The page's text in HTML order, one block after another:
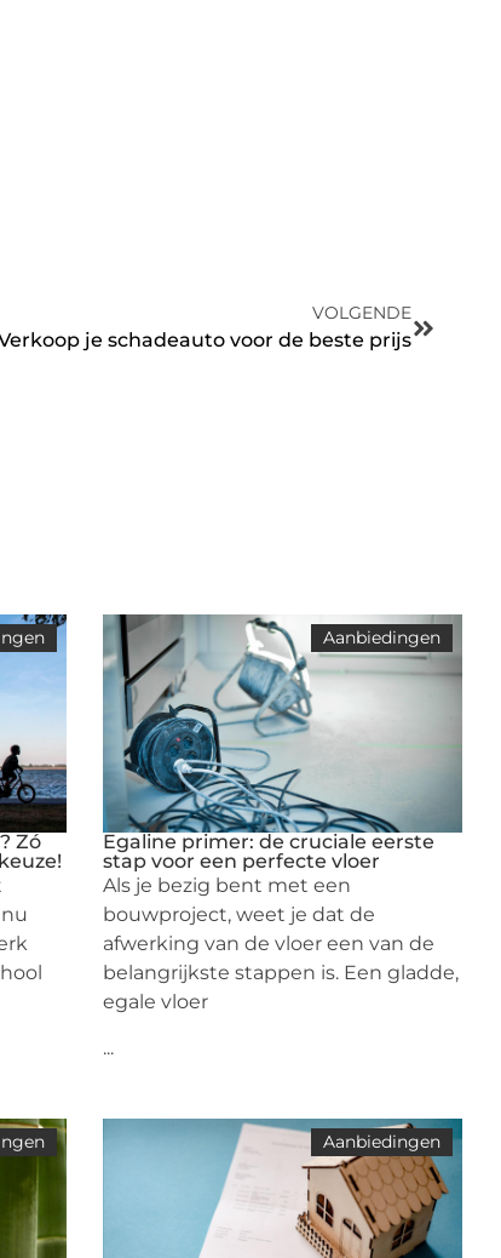
VOLGENDE
je schadeauto voor de beste prijs
Zó
Aanbiedingen
Egaline primer: de cruciale eerste
stap voor een perfecte vloer
Als je bezig bent met een
bouwproject, weet je dat de
afwerking van de vloer een van de
belangrijkste stappen is. Een gladde,
egale vloer
...
Aanbiedingen